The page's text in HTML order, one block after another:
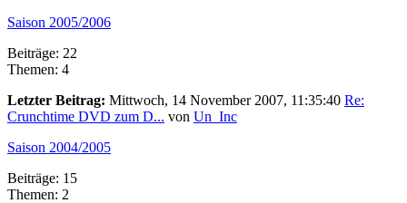
Saison 2005/2006
Beiträge: 22
Themen: 4
Letzter Beitrag: Mittwoch, 14 November 2007, 11:35:40 Re:
Crunchtime DVD zum D... von Un_Inc
Saison 2004/2005
Beiträge: 15
Themen: 2